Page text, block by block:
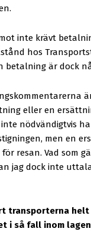
inte krävt
hos
betalning är dock
eller en
nödvändigtvis
men en
resan. Vad som
jag dock inte
transporterna helt
i så fall inom